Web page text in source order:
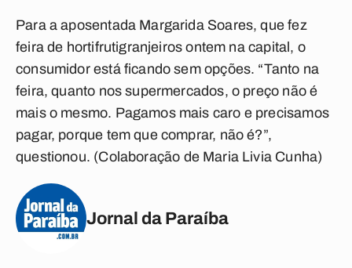
Para a aposentada Margarida Soares, que fez
feira de hortifrutigranjeiros ontem na capital, o
consumidor está ficando sem opções. “Tanto na
feira, quanto nos supermercados, o preço não é
mais o mesmo. Pagamos mais caro e precisamos
pagar, porque tem que comprar, não é?”,
questionou. (Colaboração de Maria Livia Cunha)
Jornal da Paraíba